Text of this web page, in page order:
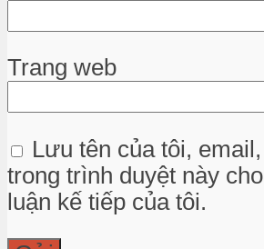
Trang web
Lưu tên của tôi,
trong trình duyệt này
luận kế tiếp của tôi.